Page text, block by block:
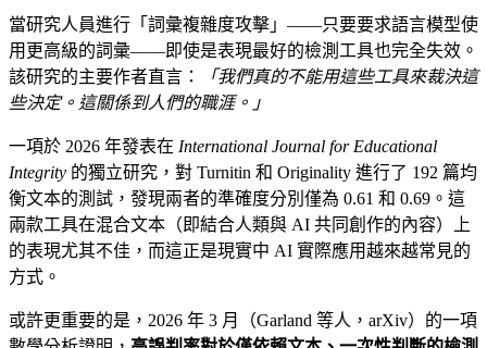
當研究人員進行「詞彙複雜度攻擊」——只要要求語言模型使
用更高級的詞彙——即使是表現最好的檢測工具也完全失效。
該研究的主要作者直言：
「我們真的不能用這些工具來裁決這
些決定。這關係到人們的職涯。」
一項於 2026 年發表在 International Journal for Educational
Integrity 的獨立研究，對 Turnitin 和 Originality 進行了 192 篇均
衡文本的測試，發現兩者的準確度分別僅為 0.61 和 0.69。這
兩款工具在混合文本（即結合人類與 AI 共同創作的內容）上
的表現尤其不佳，而這正是現實中 AI 實際應用越來越常見的
方式。
或許更重要的是，2026 年 3 月（Garland 等人，arXiv）的一項